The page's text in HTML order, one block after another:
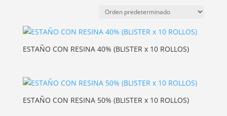
ESTAÑO CON RESINA 40% (BLISTER x 10 ROLLOS)
ESTAÑO CON RESINA 50% (BLISTER x 10 ROLLOS)